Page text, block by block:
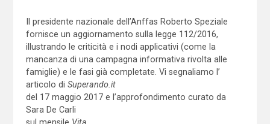
Il presidente nazionale dell’Anffas Roberto Speziale
fornisce un aggiornamento sulla legge 112/2016,
illustrando le criticità e i nodi applicativi (come la
mancanza di una campagna informativa rivolta alle
famiglie) e le fasi già completate. Vi segnaliamo l’
articolo di Superando.it
del 17 maggio 2017 e l’approfondimento curato da
Sara De Carli